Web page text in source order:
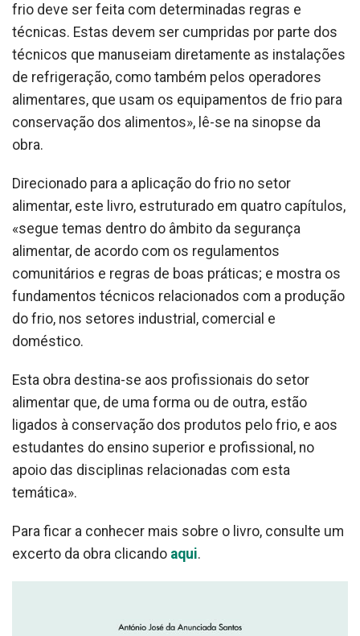
frio deve ser feita com determinadas regras e
técnicas. Estas devem ser cumpridas por parte dos
técnicos que manuseiam diretamente as instalações
de refrigeração, como também pelos operadores
alimentares, que usam os equipamentos de frio para
conservação dos alimentos», lê-se na sinopse da
obra.
Direcionado para a aplicação do frio no setor
alimentar, este livro, estruturado em quatro capítulos,
«segue temas dentro do âmbito da segurança
alimentar, de acordo com os regulamentos
comunitários e regras de boas práticas; e mostra os
fundamentos técnicos relacionados com a produção
do frio, nos setores industrial, comercial e
doméstico.
Esta obra destina-se aos profissionais do setor
alimentar que, de uma forma ou de outra, estão
ligados à conservação dos produtos pelo frio, e aos
estudantes do ensino superior e profissional, no
apoio das disciplinas relacionadas com esta
temática».
Para ficar a conhecer mais sobre o livro, consulte um
excerto da obra clicando aqui.